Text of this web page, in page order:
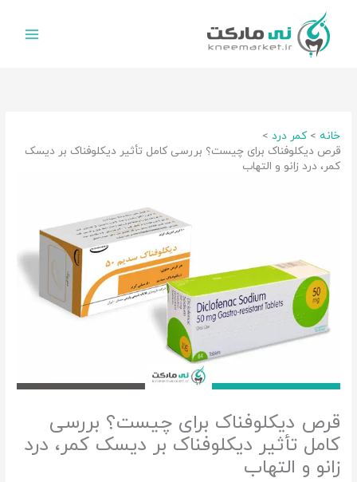
خانه
کمر درد
قرص دیکلوفناک برای چیست؟ بررسی کامل تأثیر دیکلوفناک بر دیسک
کمر، درد زانو و التهاب
قرص دیکلوفناک برای چیست؟ بررسی
کامل تأثیر دیکلوفناک بر دیسک کمر، درد
زانو و التهاب